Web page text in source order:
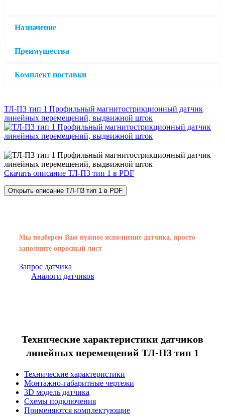
Назначение
Преимущества
Комплект поставки
ТЛ-П3 тип 1 Профильный магнитострикционный датчик
линейных перемещений, выдвижной шток
Скачать описание ТЛ-П3 тип 1 в PDF
Открыть описание ТЛ-П3 тип 1 в PDF
Мы подберем Вам нужное исполнение датчика, просто
заполните опросный лист
Запрос датчика
Аналоги датчиков
Технические характеристики датчиков
линейных перемещений ТЛ-П3 тип 1
Технические характеристики
Монтажно-габаритные чертежи
3D модель датчика
Схемы подключения
Применяются комплектующие